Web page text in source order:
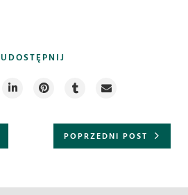
UDOSTĘPNIJ
POPRZEDNI POST